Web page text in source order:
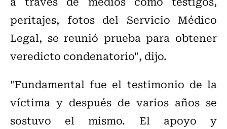
peritajes, fotos del Servicio Médico
Legal, se reunió prueba para obtener
veredicto condenatorio", dijo.
"Fundamental fue el testimonio de la
víctima y después de varios años se
sostuvo el mismo. El apoyo y